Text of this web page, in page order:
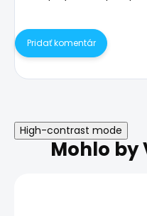
Pridať komentár
High-contrast mode
Mohlo by